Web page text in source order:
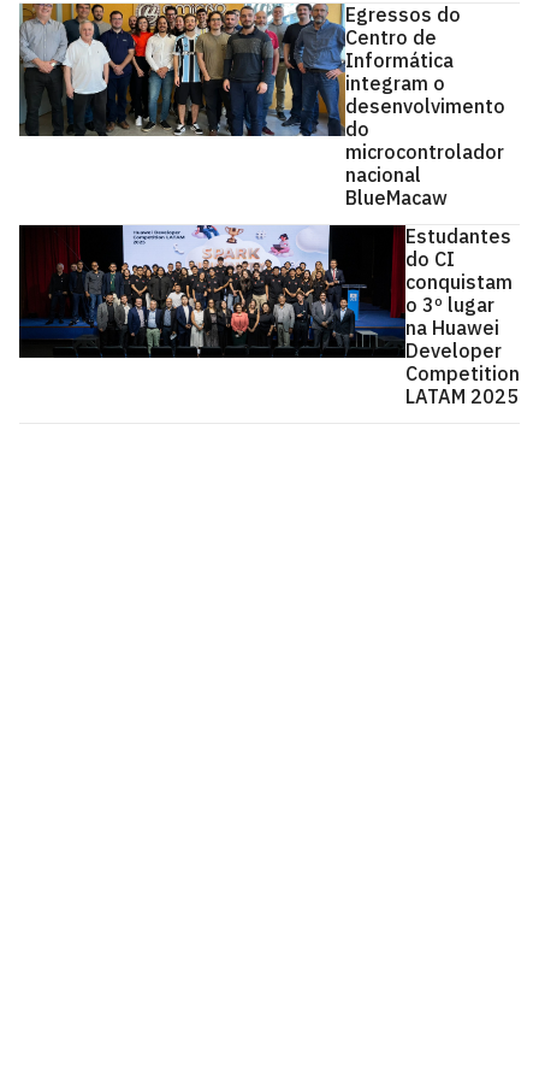
Egressos do
Centro de
Informática
integram o
desenvolvimento
do
microcontrolador
nacional
BlueMacaw
Estudantes
do CI
conquistam
o 3º lugar
na Huawei
Developer
Competition
LATAM 2025